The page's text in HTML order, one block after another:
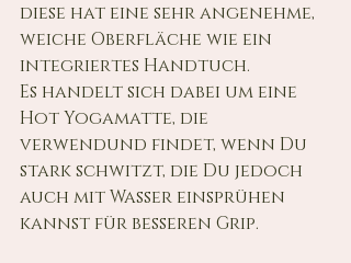
diese hat eine sehr angenehme,
weiche Oberfläche wie ein
integriertes Handtuch.
Es handelt sich dabei um eine
Hot Yogamatte, die
verwendund findet, wenn Du
stark schwitzt, die Du jedoch
auch mit Wasser einsprühen
kannst für besseren Grip.